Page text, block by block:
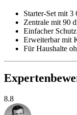
Starter-Set mit
Zentrale mit 90
Einfacher
Erweiterbar mit
Für Haushalte
8.8